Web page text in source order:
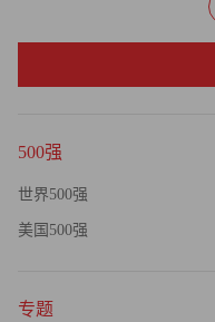
500强
世界500强
美国500强
专题